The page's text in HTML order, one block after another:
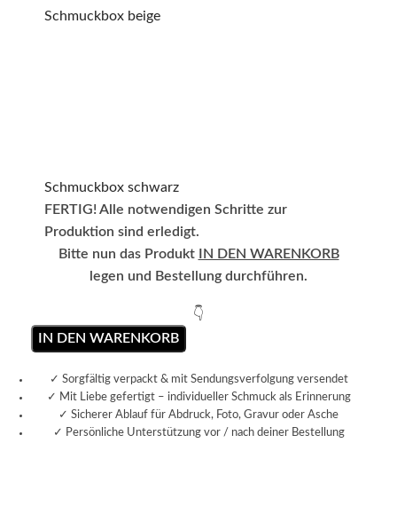
Schmuckbox beige
Schmuckbox schwarz
FERTIG! Alle notwendigen Schritte zur
Produktion sind erledigt.
Bitte nun das Produkt IN DEN WARENKORB
legen und Bestellung durchführen.
👇
IN DEN WARENKORB
✓ Sorgfältig verpackt & mit Sendungsverfolgung versendet
✓ Mit Liebe gefertigt – individueller Schmuck als Erinnerung
✓ Sicherer Ablauf für Abdruck, Foto, Gravur oder Asche
✓ Persönliche Unterstützung vor / nach deiner Bestellung